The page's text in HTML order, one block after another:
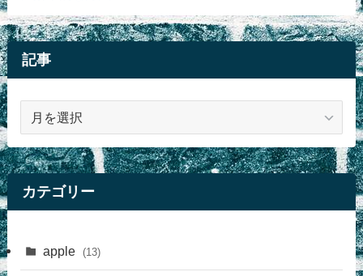
記事
カテゴリー
apple (13)